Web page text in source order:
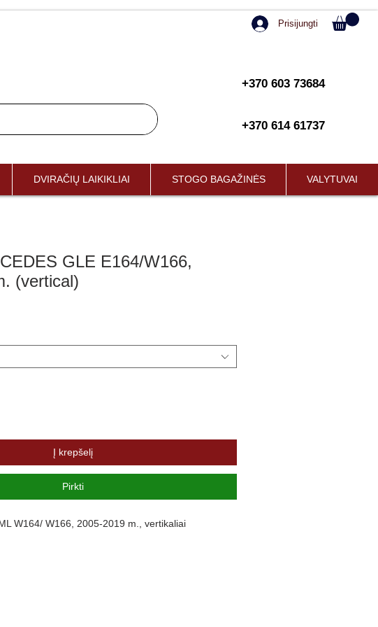
Prisijungti
+370 603 73684
+370 614 61737
DVIRAČIŲ LAIKIKLIAI STOGO BAGAŽINĖS VALYTUVAI
GLE E164/W166,
(vertical)
Į krepšelį
Pirkti
W164/ W166, 2005-2019 m., vertikaliai